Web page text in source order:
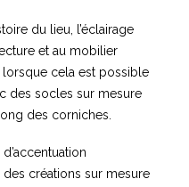
du lieu, l’éclairage
et au mobilier
lorsque cela est possible
des socles sur mesure
des corniches.
des créations sur mesure